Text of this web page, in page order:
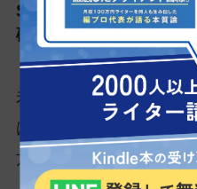
STEP1. 1日のスケジ
確保する
未経験からWebライター
は、
方で、稼ぐスピードに差